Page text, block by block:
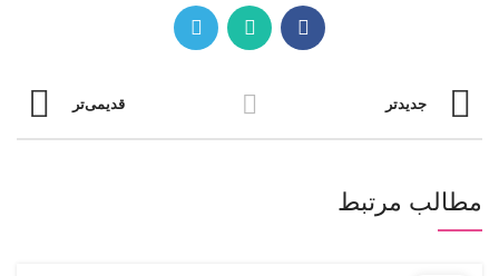
جدیدتر قدیمی‌تر
مطالب مرتبط